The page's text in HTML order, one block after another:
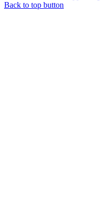
Back to top button